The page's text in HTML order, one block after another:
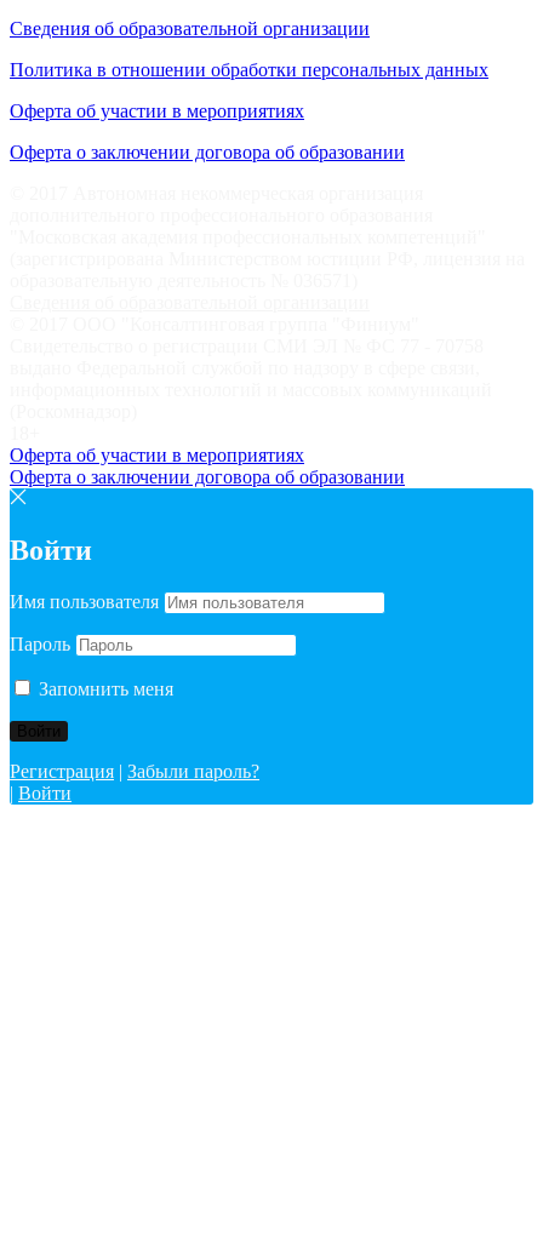
Сведения об образовательной организации
Политика в отношении обработки персональных данных
Оферта об участии в мероприятиях
Оферта о заключении договора об образовании
Оферта об участии в мероприятиях
Оферта о заключении договора об образовании
Войти
Имя пользователя
Пароль
Запомнить меня
Регистрация | Забыли пароль?
| Войти